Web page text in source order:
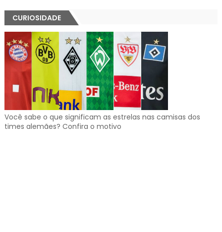
CURIOSIDADE
Você sabe o que significam as estrelas nas camisas dos
times alemães? Confira o motivo